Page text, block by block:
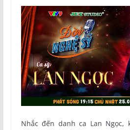
Nhắc đến danh ca Lan Ngọc,